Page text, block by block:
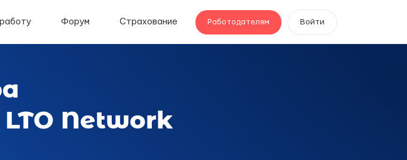
Форум Страхование Работодателям Войти
Network